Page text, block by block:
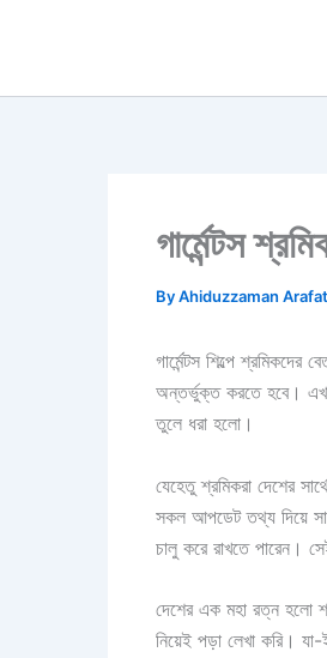
গার্মেন্টস
ByAhiduzzaman Arafat
গার্মেন্টস শিল্পে
অন্তর্ভুক্ত করতে হবে।
তুলে ধরা হলো।
যেহেতু শ্রমিকরা দেশের
সকল আপডেট তথ্য দিয়ে
চালু করে রাখতে পারেন।
দেশের এক মহা রত্ন হলো
নিয়েই পড়া লেখা করি।